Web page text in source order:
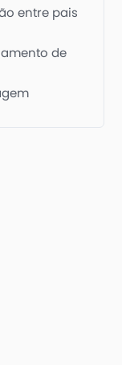
entre pais
de